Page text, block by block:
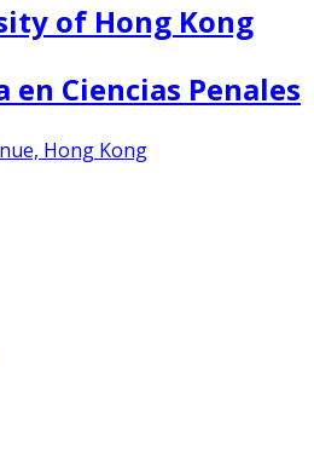
of Hong Kong
en Ciencias Penales
Hong Kong